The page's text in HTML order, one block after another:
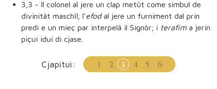
3,3 - Il colonel al jere un clap metût come simbul de
divinitât maschîl; l’efodal jere un furniment dal prin
predi e un mieç par interpelâ il Signôr; i terafima jerin
piçui idui di cjase.
Cjapitui: 1 2 3 4 5 6